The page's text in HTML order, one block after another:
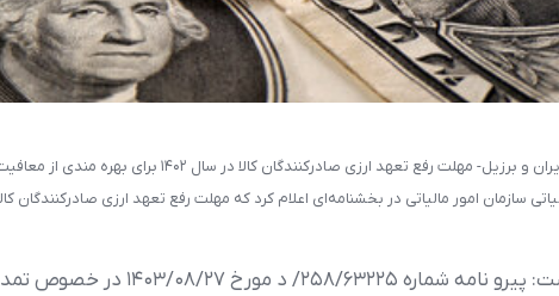
صادرکنندگان کالا در سال ۱۴۰۲ برای بهره مندی از معافیت مالیاتی موضوع ماده ۱۴۱ قانون مالیات‌های مستقیم تمدید شد.